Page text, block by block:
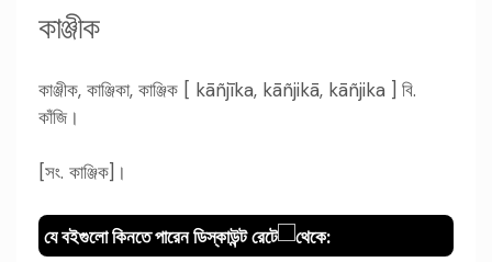
কাঞ্জীক
কাঞ্জীক, কাঞ্জিকা, কাঞ্জিক [ kāñjīka, kāñjikā, kāñjika ] বি.
কাঁজি।
[সং. কাঞ্জিক]।
যে বইগুলো কিনতে পারেন ডিস্কাউন্ট রেটে থেকে: